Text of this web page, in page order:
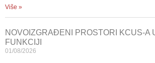
Više »
NOVOIZGRAĐENI PROSTORI KCUS-A
FUNKCIJI
01/08/2026